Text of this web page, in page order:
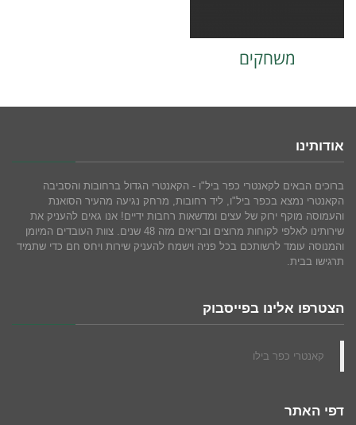
משחקים
אודותינו
ברוכים הבאים לקאנטרי כפר ביל"ו - הקאנטרי הגדול ברחובות והסביבה
הקאנטרי נמצא בכפר ביל"ו, ליד רחובות, מרחק נגיעה מהעיר הסואנת
והעמוסה מוקף ירוק של עצים ומדשאות רחבות ידיים! אנו גאים להעניק את
שירותינו לאלפי לקוחות מרוצים ובריאים מזה 48 שנים. צוות העובדים המיומן
והמנוסה עומד לרשותכם בכל פניה וישמח להעניק שירות ויחס חם כדי שתמיד
תרגישו בבית.
הצטרפו אלינו בפייסבוק
‏קאנטרי כפר בילו‏
דפי האתר